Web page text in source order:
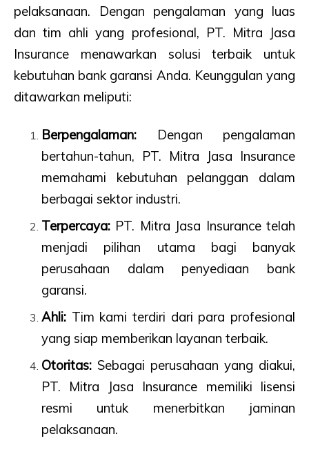
pelaksanaan. Dengan pengalaman yang luas
dan tim ahli yang profesional, PT. Mitra Jasa
Insurance menawarkan solusi terbaik untuk
kebutuhan bank garansi Anda. Keunggulan yang
ditawarkan meliputi:
Berpengalaman: Dengan pengalaman
bertahun-tahun, PT. Mitra Jasa Insurance
memahami kebutuhan pelanggan dalam
berbagai sektor industri.
Terpercaya: PT. Mitra Jasa Insurance telah
menjadi pilihan utama bagi banyak
perusahaan dalam penyediaan bank
garansi.
Ahli: Tim kami terdiri dari para profesional
yang siap memberikan layanan terbaik.
Otoritas: Sebagai perusahaan yang diakui,
PT. Mitra Jasa Insurance memiliki lisensi
resmi untuk menerbitkan jaminan
pelaksanaan.